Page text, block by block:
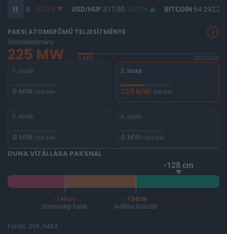
365,28 -0,03% USD/HUF317,00 0,01% BITCOIN 64 292,26
PAKSI ATOMERŐMŰ TELJESÍTMÉNYE
Összteljesítmény
225 MW 0 MW
2000 MW
1. blokk
0 MW/ 500 MW
2. blokk
225 MW/ 500 MW
3. blokk
0 MW/ 500 MW
4. blokk
0 MW/ 500 MW
DUNA VÍZÁLLÁSA PAKSNÁL
-128 cm
-144cm
biztonsági határ
-134cm
leállási küszöb
Forrás: OVF, HAEA